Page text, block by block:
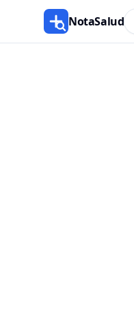
NotaSalud